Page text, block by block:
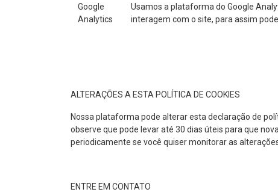
Google
Analytics
Usamos a plataforma do Google
interagem com o site, para assim
ALTERAÇÕES A ESTA POLÍTICA DE COOKIES
Nossa plataforma pode alterar esta declaração de
observe que pode levar até 30 dias úteis para que
periodicamente se você quiser monitorar as
ENTRE EM CONTATO